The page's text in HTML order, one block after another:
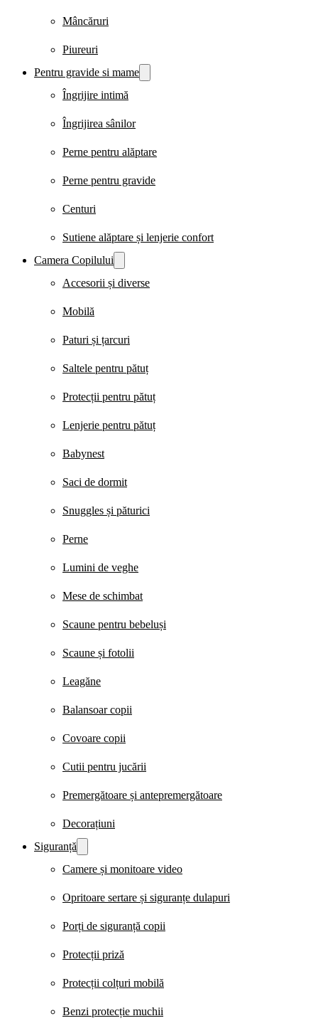
Mâncăruri
Piureuri
Pentru gravide si mame
Îngrijire intimă
Îngrijirea sânilor
Perne pentru alăptare
Perne pentru gravide
Centuri
Sutiene alăptare și lenjerie confort
Camera Copilului
Accesorii și diverse
Mobilă
Paturi și țarcuri
Saltele pentru pătuț
Protecții pentru pătuț
Lenjerie pentru pătuț
Babynest
Saci de dormit
Snuggles și păturici
Perne
Lumini de veghe
Mese de schimbat
Scaune pentru bebeluși
Scaune și fotolii
Leagăne
Balansoar copii
Covoare copii
Cutii pentru jucării
Premergătoare și antepremergătoare
Decorațiuni
Siguranță
Camere și monitoare video
Opritoare sertare și siguranțe dulapuri
Porți de siguranță copii
Protecții priză
Protecții colțuri mobilă
Benzi protecție muchii